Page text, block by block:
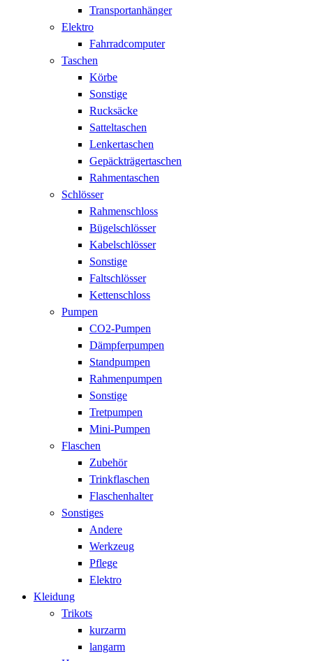
Transportanhänger
Elektro
Fahrradcomputer
Taschen
Körbe
Sonstige
Rucksäcke
Satteltaschen
Lenkertaschen
Gepäckträgertaschen
Rahmentaschen
Schlösser
Rahmenschloss
Bügelschlösser
Kabelschlösser
Sonstige
Faltschlösser
Kettenschloss
Pumpen
CO2-Pumpen
Dämpferpumpen
Standpumpen
Rahmenpumpen
Sonstige
Tretpumpen
Mini-Pumpen
Flaschen
Zubehör
Trinkflaschen
Flaschenhalter
Sonstiges
Andere
Werkzeug
Pflege
Elektro
Kleidung
Trikots
kurzarm
langarm